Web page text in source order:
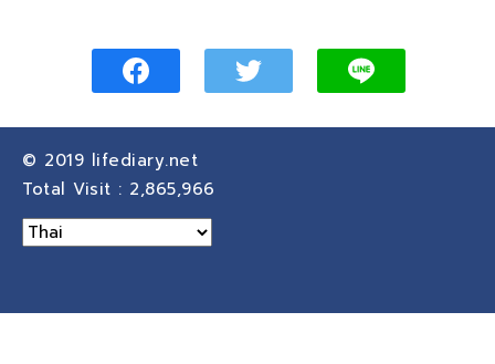
© 2019 lifediary.net
Total Visit : 2,865,966